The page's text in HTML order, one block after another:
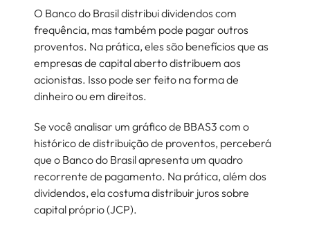
O Banco do Brasil distribui dividendos com
frequência, mas também pode pagar outros
proventos. Na prática, eles são benefícios que as
empresas de capital aberto distribuem aos
acionistas. Isso pode ser feito na forma de
dinheiro ou em direitos.
Se você analisar um gráfico de BBAS3 com o
histórico de distribuição de proventos, perceberá
que o Banco do Brasil apresenta um quadro
recorrente de pagamento. Na prática, além dos
dividendos, ela costuma distribuir juros sobre
capital próprio (JCP).